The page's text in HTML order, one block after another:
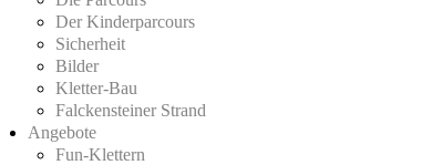
Der Kinderparcours
Sicherheit
Bilder
Kletter-Bau
Falckensteiner Strand
Angebote
Fun-Klettern